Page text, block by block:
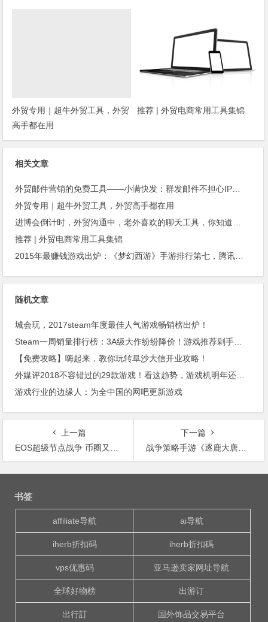
外贸专用｜超牛外贸工具，外贸
高手都在用
推荐 | 外贸电商常用工具集锦
相关文章
外贸专用｜超牛外贸工具，外贸高手都在用
推荐 | 外贸电商常用工具集锦
随机文章
城会玩，2017steam年度最佳人气游戏畅销榜出炉！
【免费攻略】嗨起来，教你玩转阜沙大信开业攻略！
游戏行业的边缘人：为全中国的网吧更新游戏
上一篇
EOS超级节点战争 币圈又一场坐庄游戏
下一篇
战争策略手游《逐鹿大唐》今日10:00不删档内测
文
书签
affiliate导航 ai导航
iherb折扣码 iherb折扣碼
vps优惠码 亚马逊卖家网址导航
全球好物榜 出游订
出行訂 国外饰品交易平台